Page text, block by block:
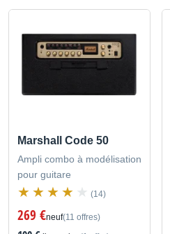
Marshall Code 50
Ampli combo à modélisation
pour guitare
(14)
269 €neuf(11 offres)